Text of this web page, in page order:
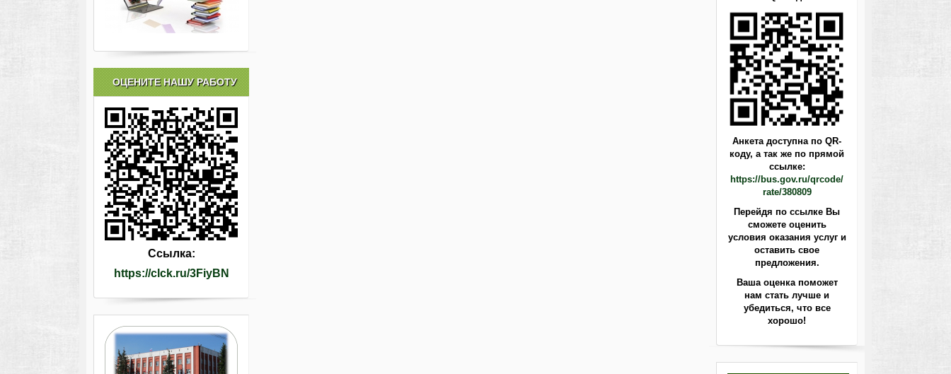
ОЦЕНИТЕ НАШУ РАБОТУ
Ссылка:
https://clck.ru/3FiyBN
Анкета доступна по QR-
коду, а так же по прямой
ссылке:
https://bus.gov.ru/qrcode/
rate/380809
Перейдя по ссылке Вы
сможете оценить
условия оказания услуг и
оставить свое
предложения.
Ваша оценка поможет
нам стать лучше и
убедиться, что все
хорошо!